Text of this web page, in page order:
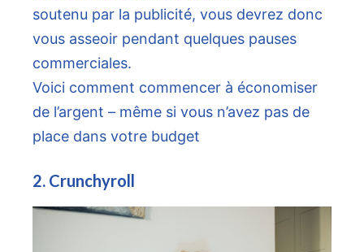
soutenu par la publicité, vous devrez donc
vous asseoir pendant quelques pauses
commerciales.
Voici comment commencer à économiser
de l’argent – même si vous n’avez pas de
place dans votre budget
2. Crunchyroll